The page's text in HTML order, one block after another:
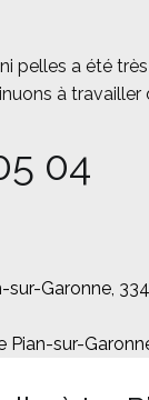
pelles a été
à
04
sur-Garonne,
Pian-sur-